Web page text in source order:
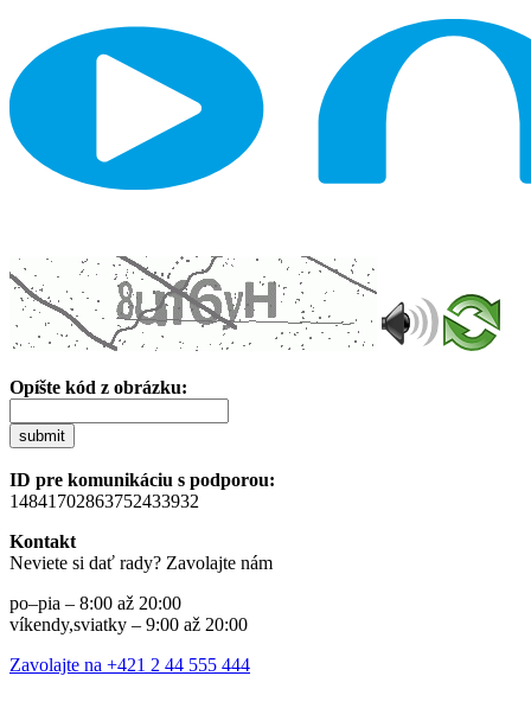
Opíšte kód z obrázku:
submit
ID pre komunikáciu s podporou:
14841702863752433932
Kontakt
Neviete si dať rady? Zavolajte nám
po–pia – 8:00 až 20:00
víkendy,sviatky – 9:00 až 20:00
Zavolajte na +421 2 44 555 444